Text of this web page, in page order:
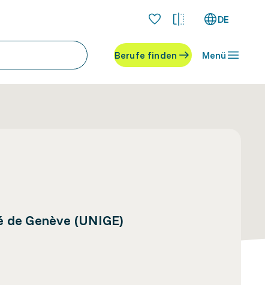
DE
Berufe finden Menü
Genève (UNIGE)